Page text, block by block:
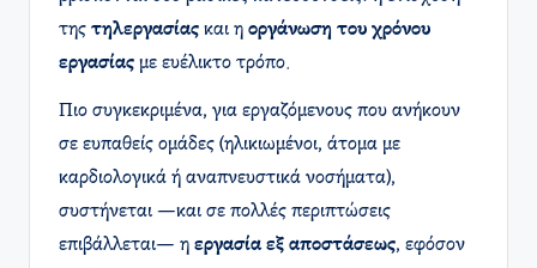
της τηλεργασίας και η οργάνωση του χρόνου
εργασίας με ευέλικτο τρόπο.
Πιο συγκεκριμένα, για εργαζόμενους που ανήκουν
σε ευπαθείς ομάδες (ηλικιωμένοι, άτομα με
καρδιολογικά ή αναπνευστικά νοσήματα),
συστήνεται —και σε πολλές περιπτώσεις
επιβάλλεται— η εργασία εξ αποστάσεως, εφόσον